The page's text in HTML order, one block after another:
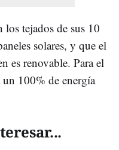
los tejados de sus 10
solares, y que el
es renovable. Para el
un 100% de energía